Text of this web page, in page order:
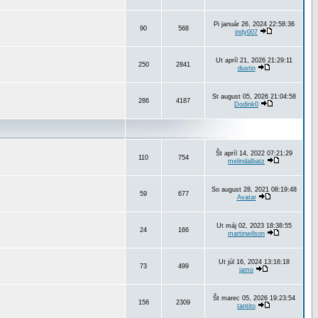
90 568
Pi január 26, 2024 22:58:36
indy007
250 2841
Ut apríl 21, 2026 21:29:11
dustin
286 4187
St august 05, 2026 21:04:58
Dodink0
110 754
Št apríl 14, 2022 07:21:29
melindalbatz
59 677
So august 28, 2021 08:19:48
Avatar
24 166
Ut máj 02, 2023 18:38:55
martinwilson
73 499
Ut júl 16, 2024 13:16:18
jamo
156 2309
Št marec 05, 2026 19:23:54
tantito